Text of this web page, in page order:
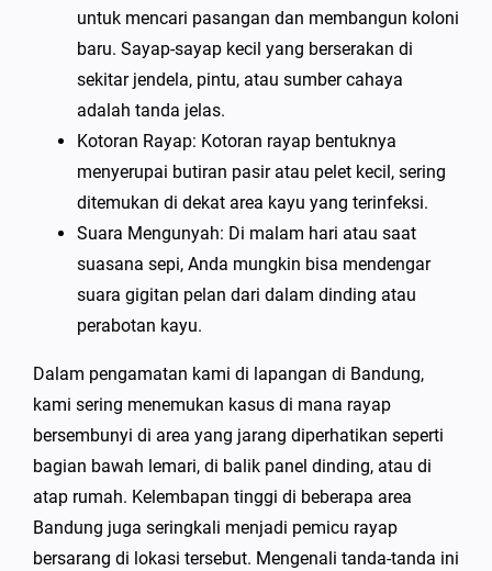
untuk mencari pasangan dan membangun koloni
baru. Sayap-sayap kecil yang berserakan di
sekitar jendela, pintu, atau sumber cahaya
adalah tanda jelas.
Kotoran Rayap: Kotoran rayap bentuknya
menyerupai butiran pasir atau pelet kecil, sering
ditemukan di dekat area kayu yang terinfeksi.
Suara Mengunyah: Di malam hari atau saat
suasana sepi, Anda mungkin bisa mendengar
suara gigitan pelan dari dalam dinding atau
perabotan kayu.
Dalam pengamatan kami di lapangan di Bandung,
kami sering menemukan kasus di mana rayap
bersembunyi di area yang jarang diperhatikan seperti
bagian bawah lemari, di balik panel dinding, atau di
atap rumah. Kelembapan tinggi di beberapa area
Bandung juga seringkali menjadi pemicu rayap
bersarang di lokasi tersebut. Mengenali tanda-tanda ini